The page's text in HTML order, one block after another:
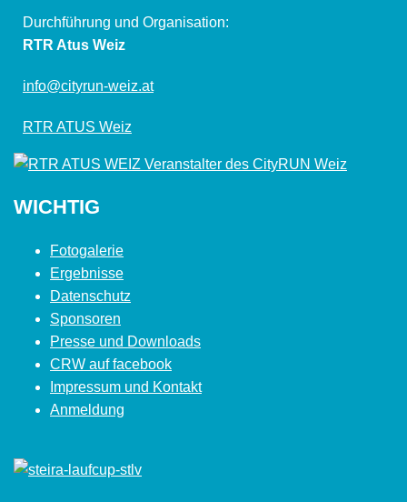
Durchführung und Organisation:
RTR Atus Weiz
info@cityrun-weiz.at
RTR ATUS Weiz
WICHTIG
Fotogalerie
Ergebnisse
Datenschutz
Sponsoren
Presse und Downloads
CRW auf facebook
Impressum und Kontakt
Anmeldung